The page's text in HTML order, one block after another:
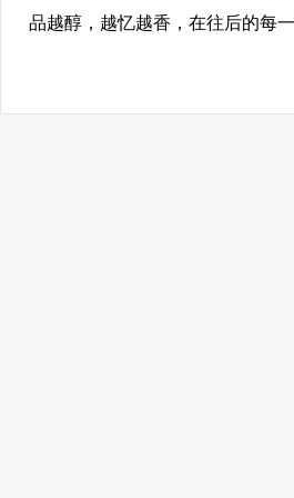
品越醇，越忆越香，在往后的每